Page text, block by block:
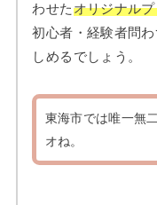
わせたオリジナル
初心者・経験者問
しめるでしょう。
東海市では唯一無
オね。